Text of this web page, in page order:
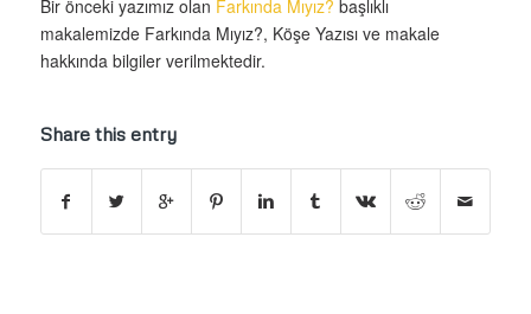
Bir önceki yazımız olan Farkında Mıyız? başlıklı
makalemizde Farkında Mıyız?, Köşe Yazısı ve makale
hakkında bilgiler verilmektedir.
Share this entry